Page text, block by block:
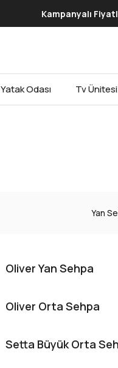
Kampanyalı
Yatak Odası Tv Ünitesi
Yan
Oliver Yan Sehpa
Oliver Orta Sehpa
Setta Büyük Orta